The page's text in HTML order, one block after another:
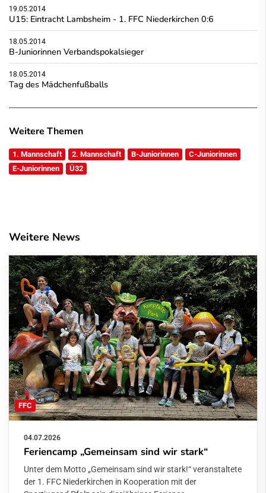
19.05.2014
U15: Eintracht Lambsheim - 1. FFC Niederkirchen 0:6
18.05.2014
B-Juniorinnen Verbandspokalsieger
18.05.2014
Tag des Mädchenfußballs
Weitere Themen
1. Mannschaft 2. Mannschaft B-Juniorinnen
C-Juniorinnen
E-Juniorinnen
Ü32
Weitere News
FFC
04.07.2026
Feriencamp „Gemeinsam sind wir stark“
Unter dem Motto „Gemeinsam sind wir stark!“ veranstaltete
der 1. FFC Niederkirchen in Kooperation mit der